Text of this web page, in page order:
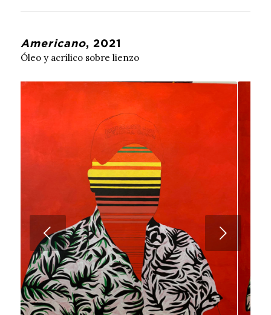
Americano, 2021
Óleo y acrílico sobre lienzo
Próximo